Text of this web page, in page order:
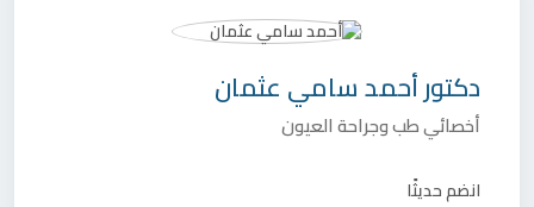
دكتورأحمد سامي عثمان
أخصائي طب وجراحة العيون
انضم حديثًا